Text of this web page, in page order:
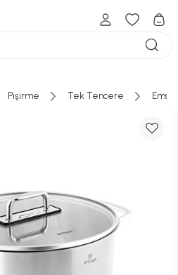
Pişirme Tek Tencere